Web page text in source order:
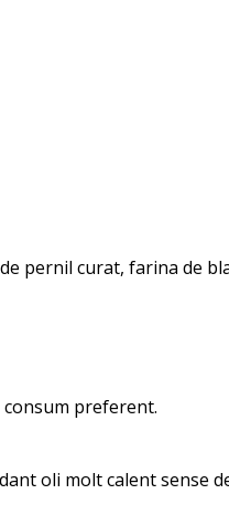
pernil curat, farina de
consum preferent.
oli molt calent sense